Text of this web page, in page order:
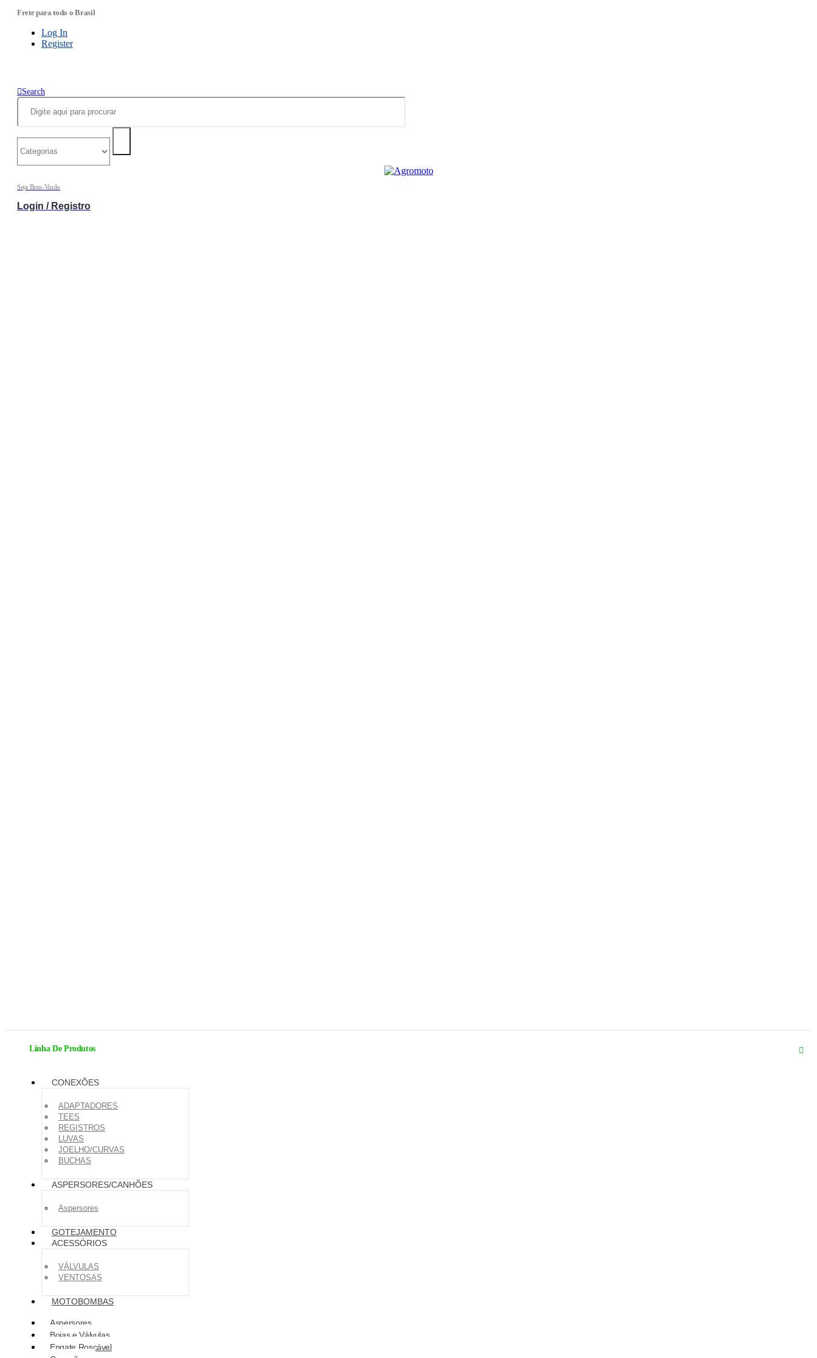
Frete para todo o Brasil
Log In
Register
Search
Seja Bem-Vindo
Login / Registro
Linha De Produtos
CONEXÕES
ADAPTADORES
TEES
REGISTROS
LUVAS
JOELHO/CURVAS
BUCHAS
ASPERSORES/CANHÕES
Aspersores
GOTEJAMENTO
ACESSÓRIOS
VÁLVULAS
VENTOSAS
MOTOBOMBAS
Aspersores
Boias e Válvulas
Engate Roscável